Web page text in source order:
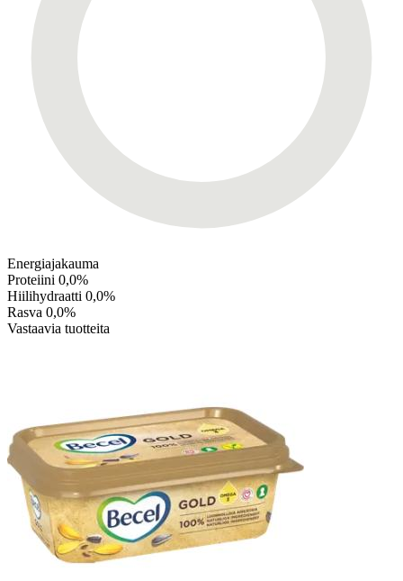
Energiajakauma
Proteiini 0,0%
Hiilihydraatti 0,0%
Rasva 0,0%
Vastaavia tuotteita